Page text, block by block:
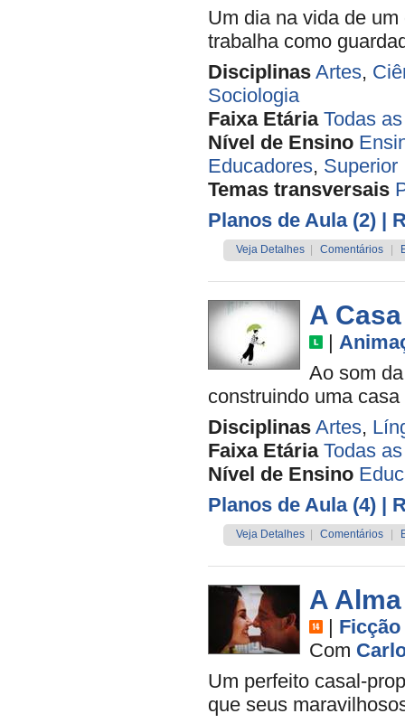
Um dia na vida de
trabalha como
Disciplinas Artes,
Sociologia
Faixa Etária Todas
Nível de Ensino
Educadores, Superior
Temas transversais
Planos de Aula (2) |
Veja Detalhes Comentários
A Casa
|
Ao som
construindo uma
Disciplinas Artes,
Faixa Etária Todas
Nível de Ensino
Planos de Aula (4) |
Veja Detalhes Comentários
A
| Ficção
Com
Um perfeito casal-
que seus